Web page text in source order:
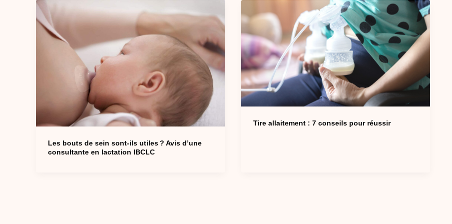
Les bouts de sein sont-ils utiles ? Avis d’une
consultante en lactation IBCLC
Tire allaitement : 7 conseils pour réussir